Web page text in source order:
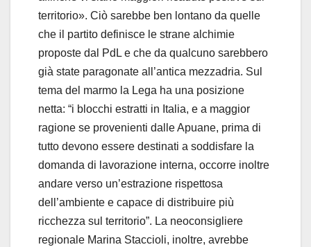
territorio». Ciò sarebbe ben lontano da quelle
che il partito definisce le strane alchimie
proposte dal PdL e che da qualcuno sarebbero
già state paragonate all’antica mezzadria. Sul
tema del marmo la Lega ha una posizione
netta: “i blocchi estratti in Italia, e a maggior
ragione se provenienti dalle Apuane, prima di
tutto devono essere destinati a soddisfare la
domanda di lavorazione interna, occorre inoltre
andare verso un’estrazione rispettosa
dell’ambiente e capace di distribuire più
ricchezza sul territorio”. La neoconsigliere
regionale Marina Staccioli, inoltre, avrebbe